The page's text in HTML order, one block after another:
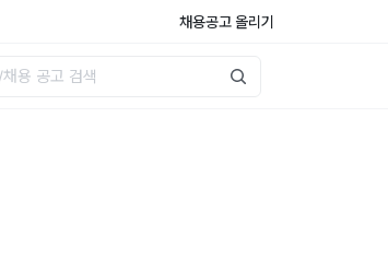
채용공고 올리기